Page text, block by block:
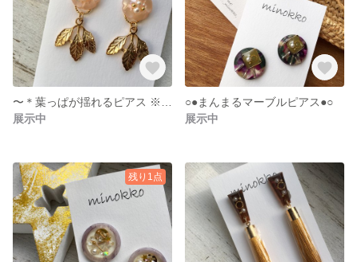
展示中
○●まんまるマーブルピアス●○
展示中
残り1点